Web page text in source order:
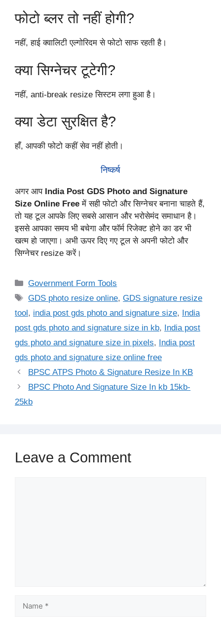
फोटो ब्लर तो नहीं होगी?
नहीं, हाई क्वालिटी एल्गोरिदम से फोटो साफ रहती है।
क्या सिग्नेचर टूटेगी?
नहीं, anti-break resize सिस्टम लगा हुआ है।
क्या डेटा सुरक्षित है?
हाँ, आपकी फोटो कहीं सेव नहीं होती।
निष्कर्ष
अगर आप India Post GDS Photo and Signature
Size Online Free में सही फोटो और सिग्नेचर बनाना चाहते हैं,
तो यह टूल आपके लिए सबसे आसान और भरोसेमंद समाधान है।
इससे आपका समय भी बचेगा और फॉर्म रिजेक्ट होने का डर भी
खत्म हो जाएगा। अभी ऊपर दिए गए टूल से अपनी फोटो और
सिग्नेचर resize करें।
Categories
Government Form Tools
Tags
GDS photo resize online,GDS signature resize
tool, india post gds photo and signature size, India
post gds photo and signature size in kb, India post
gds photo and signature size in pixels, India post
gds photo and signature size online free
BPSC ATPS Photo & Signature Resize In KB
BPSC Photo And Signature Size In kb 15kb-
25kb
Leave a Comment